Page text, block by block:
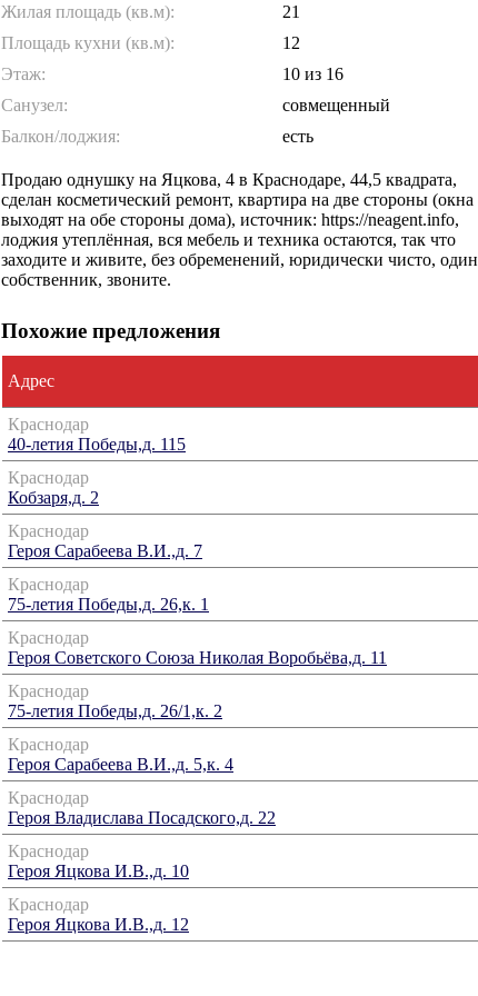
Жилая площадь (кв.м):
21
Площадь кухни (кв.м):
12
Этаж:
10 из 16
Санузел:
совмещенный
Балкон/лоджия:
есть
Продаю однушку на Яцкова, 4 в Краснодаре, 44,5 квадрата,
сделан косметический ремонт, квартира на две стороны (окна
выходят на обе стороны дома), источник: https://neagent.info,
лоджия утеплённая, вся мебель и техника остаются, так что
заходите и живите, без обременений, юридически чисто, один
собственник, звоните.
Похожие предложения
Адрес
Краснодар
40-летия Победы,д. 115
Краснодар
Кобзаря,д. 2
Краснодар
Героя Сарабеева В.И.,д. 7
Краснодар
75-летия Победы,д. 26,к. 1
Краснодар
Героя Советского Союза Николая Воробьёва,д. 11
Краснодар
75-летия Победы,д. 26/1,к. 2
Краснодар
Героя Сарабеева В.И.,д. 5,к. 4
Краснодар
Героя Владислава Посадского,д. 22
Краснодар
Героя Яцкова И.В.,д. 10
Краснодар
Героя Яцкова И.В.,д. 12